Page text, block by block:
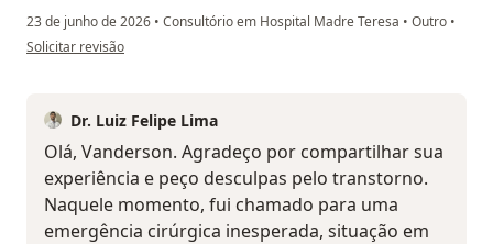
23 de junho de 2026 • Consultório em Hospital Madre Teresa • Outro •
na opinião do utilizador Vanderson Ubirajara Candido
Solicitar revisão
Dr. Luiz Felipe Lima
Olá, Vanderson. Agradeço por compartilhar sua
experiência e peço desculpas pelo transtorno.
Naquele momento, fui chamado para uma
emergência cirúrgica inesperada, situação em